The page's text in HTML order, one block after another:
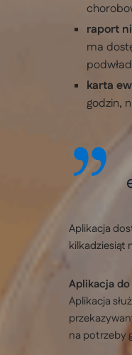
raport
ma
karta
godzin,
Aplikacja
kilkadziesiąt
Aplikacja
Aplikacja
na potrzeby